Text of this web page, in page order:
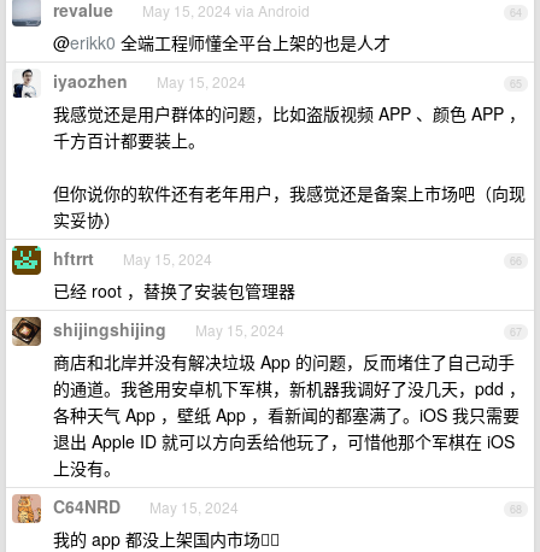
64
revalue May 15, 2024 via Android
@erikk0 全端工程师懂全平台上架的也是人才
65
iyaozhen May 15, 2024
我感觉还是用户群体的问题，比如盗版视频 APP 、颜色 APP ，
千方百计都要装上。
但你说你的软件还有老年用户，我感觉还是备案上市场吧（向现
实妥协）
66
hftrrt May 15, 2024
已经 root ，替换了安装包管理器
67
shijingshijing May 15, 2024
商店和北岸并没有解决垃圾 App 的问题，反而堵住了自己动手
的通道。我爸用安卓机下军棋，新机器我调好了没几天，pdd ，
各种天气 App ，壁纸 App ，看新闻的都塞满了。iOS 我只需要
退出 Apple ID 就可以方向丢给他玩了，可惜他那个军棋在 iOS
上没有。
68
C64NRD May 15, 2024
我的 app 都没上架国内市场🤦‍♂️